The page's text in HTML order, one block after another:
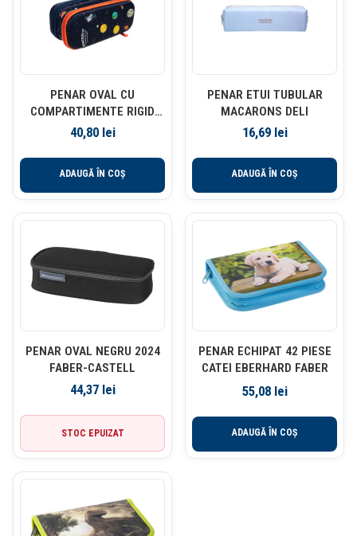
PENAR OVAL CU
COMPARTIMENTE RIGID
SPACESHIP DELI
40,80 lei
ADAUGĂ ÎN COȘ
PENAR ETUI TUBULAR
MACARONS DELI
16,69 lei
ADAUGĂ ÎN COȘ
PENAR OVAL NEGRU 2024
FABER-CASTELL
44,37 lei
STOC EPUIZAT
PENAR ECHIPAT 42 PIESE
CATEI EBERHARD FABER
55,08 lei
ADAUGĂ ÎN COȘ